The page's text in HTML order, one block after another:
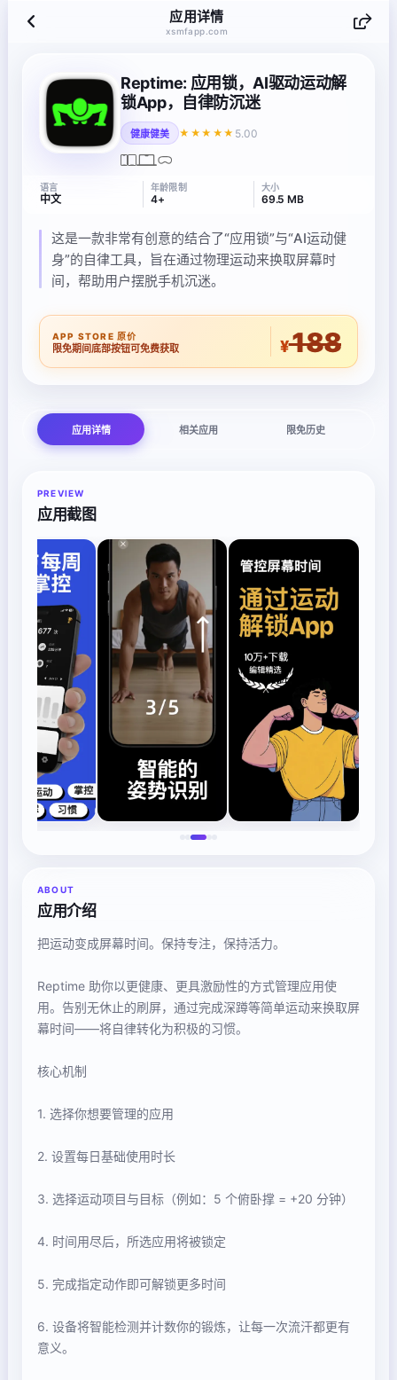
应用详情
xsmfapp.com
Reptime: 应用锁，AI驱动运动解
锁App，自律防沉迷
健康健美 ★★★★★ 5.00
语言
中文
年龄限制
4+
大小
69.5 MB
这是一款非常有创意的结合了“应用锁”与“AI运动健
身”的自律工具，旨在通过物理运动来换取屏幕时
间，帮助用户摆脱手机沉迷。
APP STORE 原价
限免期间底部按钮可免费获取 ¥188
应用详情 相关应用 限免历史
PREVIEW
应用截图
ABOUT
应用介绍
把运动变成屏幕时间。保持专注，保持活力。
Reptime 助你以更健康、更具激励性的方式管理应用使
用。告别无休止的刷屏，通过完成深蹲等简单运动来换取屏
幕时间——将自律转化为积极的习惯。
核心机制
1. 选择你想要管理的应用
2. 设置每日基础使用时长
3. 选择运动项目与目标（例如：5 个俯卧撑 = +20 分钟）
4. 时间用尽后，所选应用将被锁定
5. 完成指定动作即可解锁更多时间
6. 设备将智能检测并计数你的锻炼，让每一次流汗都更有
意义。